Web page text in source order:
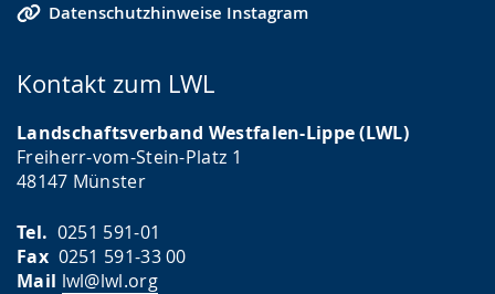
Datenschutzhinweise Instagram
Kontakt zum LWL
Landschaftsverband Westfalen-Lippe (LWL)
Freiherr-vom-Stein-Platz 1
48147 Münster
Tel. 0251 591-01
Fax0251 591-33 00
Mail lwl@lwl.org